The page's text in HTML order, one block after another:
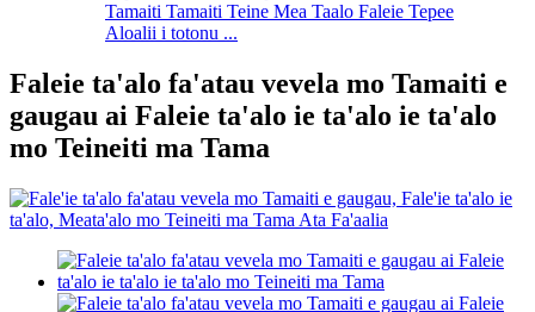
Tamaiti Tamaiti Teine Mea Taalo Faleie Tepee
Aloalii i totonu ...
Faleie ta'alo fa'atau vevela mo Tamaiti e
gaugau ai Faleie ta'alo ie ta'alo ie ta'alo
mo Teineiti ma Tama